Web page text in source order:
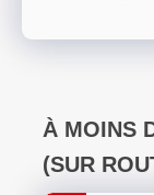
À MOINS
(SUR